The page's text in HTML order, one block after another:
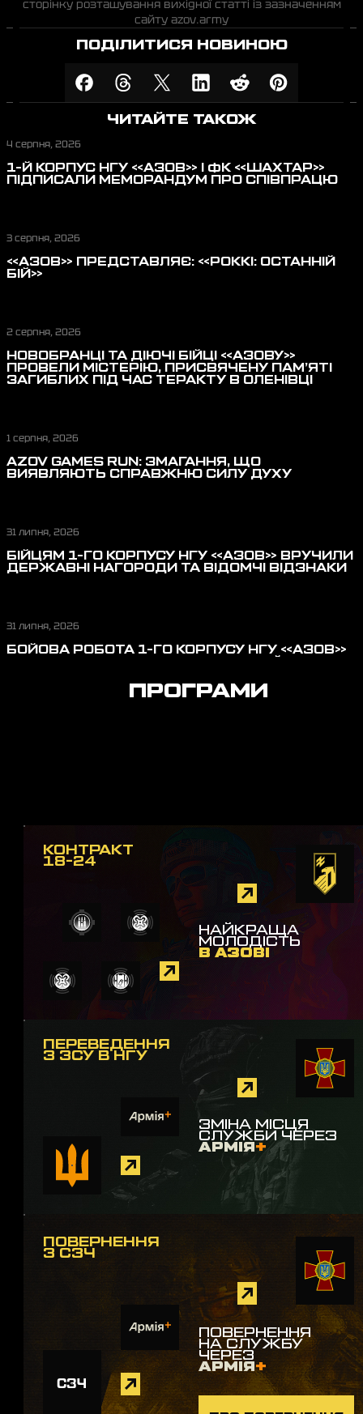
сторінку розташування вихідної статті із зазначенням
сайту azov.army
ПОДІЛИТИСЯ НОВИНОЮ
ЧИТАЙТЕ ТАКОЖ
4 серпня, 2026
1-Й КОРПУС НГУ «АЗОВ» І ФК «ШАХТАР»
ПІДПИСАЛИ МЕМОРАНДУМ ПРО СПІВПРАЦЮ
3 серпня, 2026
«АЗОВ» ПРЕДСТАВЛЯЄ: «РОККІ: ОСТАННІЙ
БІЙ»
2 серпня, 2026
НОВОБРАНЦІ ТА ДІЮЧІ БІЙЦІ «АЗОВУ»
ПРОВЕЛИ МІСТЕРІЮ, ПРИСВЯЧЕНУ ПАМ’ЯТІ
ЗАГИБЛИХ ПІД ЧАС ТЕРАКТУ В ОЛЕНІВЦІ
1 серпня, 2026
AZOV GAMES RUN: ЗМАГАННЯ, ЩО
ВИЯВЛЯЮТЬ СПРАВЖНЮ СИЛУ ДУХУ
31 липня, 2026
БІЙЦЯМ 1-ГО КОРПУСУ НГУ «АЗОВ» ВРУЧИЛИ
ДЕРЖАВНІ НАГОРОДИ ТА ВІДОМЧІ ВІДЗНАКИ
31 липня, 2026
БОЙОВА РОБОТА 1-ГО КОРПУСУ НГУ «АЗОВ»
ПРОГРАМИ
КОНТРАКТ
18-24
НАЙКРАЩА
МОЛОДІСТЬ
В АЗОВІ
ПЕРЕВЕДЕННЯ
З ЗСУ В НГУ
ЗМІНА МІСЦЯ
СЛУЖБИ ЧЕРЕЗ
АРМІЯ +
ПОВЕРНЕННЯ
З СЗЧ
ПОВЕРНЕННЯ
НА СЛУЖБУ
ЧЕРЕЗ
АРМІЯ+
СЗЧ